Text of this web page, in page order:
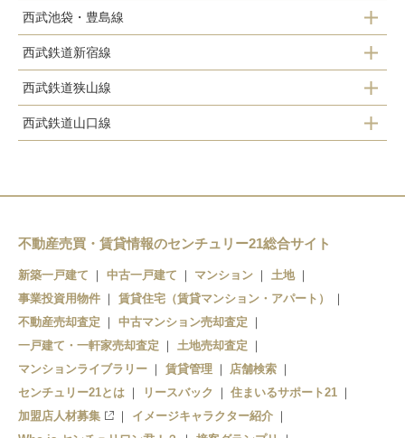
東所沢駅
西武池袋・豊島線
所沢駅
西所沢駅
小手指駅
西武鉄道新宿線
所沢駅
航空公園駅
西武鉄道狭山線
西所沢駅
西武鉄道山口線
西武球場前駅
不動産売買・賃貸情報のセンチュリー21総合サイト
新築一戸建て 中古一戸建て マンション
土地
事業投資用物件
賃貸住宅（賃貸マンション・アパート）
不動産売却査定
中古マンション売却査定
一戸建て・一軒家売却査定
土地売却査定
マンションライブラリー
賃貸管理
店舗検索
センチュリー21とは
リースバック
住まいるサポート21
加盟店人材募集
イメージキャラクター紹介